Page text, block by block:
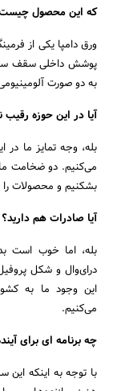
که این محصول چیست
ورق دامپا یکی از
پوشش داخلی سقف
به دو صورت
آیا در این حوزه
بله، وجه تمایز ما
می‌کنیم. دو ضخامت
بشکنیم و محصولات را
آیا صادرات هم دارید؟
بله، اما خوب است
درای‌وال و شکل
این وجود ما به
می‌کنیم.
چه برنامه ای برای